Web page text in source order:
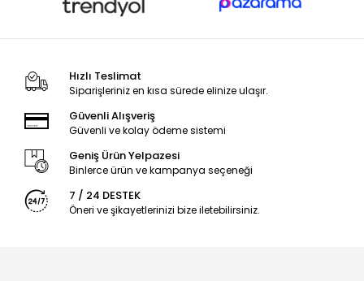
Hızlı Teslimat
Siparişleriniz en kısa sürede elinize ulaşır.
Güvenli Alışveriş
Güvenli ve kolay ödeme sistemi
Geniş Ürün Yelpazesi
Binlerce ürün ve kampanya seçeneği
7 / 24 DESTEK
Öneri ve şikayetlerinizi bize iletebilirsiniz.